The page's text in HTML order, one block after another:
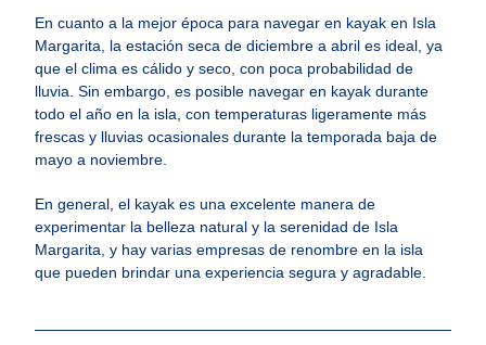
En cuanto a la mejor época para navegar en kayak en Isla
Margarita, la estación seca de diciembre a abril es ideal, ya
que el clima es cálido y seco, con poca probabilidad de
lluvia. Sin embargo, es posible navegar en kayak durante
todo el año en la isla, con temperaturas ligeramente más
frescas y lluvias ocasionales durante la temporada baja de
mayo a noviembre.
En general, el kayak es una excelente manera de
experimentar la belleza natural y la serenidad de Isla
Margarita, y hay varias empresas de renombre en la isla
que pueden brindar una experiencia segura y agradable.